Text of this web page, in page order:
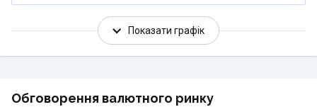
Показати графік
Обговорення валютного ринку